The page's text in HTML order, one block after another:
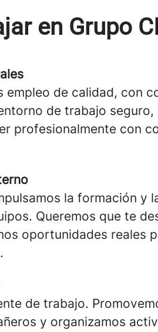
en Grupo
empleo de calidad, con
de trabajo seguro,
profesionalmente con
la formación y
Queremos que te
oportunidades reales
de trabajo.
y organizamos